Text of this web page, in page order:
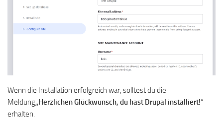
Wenn die Installation erfolgreich war, solltest du die
Meldung„Herzlichen Glückwunsch, du hast Drupal installiert!“
erhalten.